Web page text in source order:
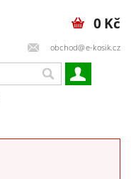
obchod@e-kosik.cz
0 Kč